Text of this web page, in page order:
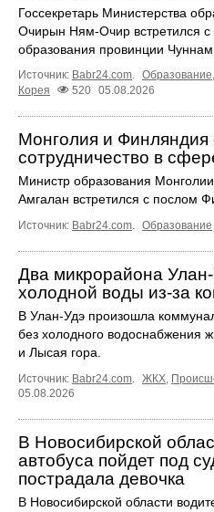
Госсекретарь Министерства
Очирын Ням-Очир встретился с
образования провинции
Источник: Babr24.com. Образование,
Корея
520 05.08.2026
Монголия и Финляндия
сотрудничество в
Министр образования
Амгалан встретился с послом
Источник: Babr24.com. Образование
Два микрорайона
холодной воды из-за
В Улан-Удэ произошла
без холодного водоснабжения
и Лысая гора.
Источник: Babr24.com. ЖКХ,
05.08.2026
В Новосибирской
автобуса пойдет под
пострадала девочка
В Новосибирской области